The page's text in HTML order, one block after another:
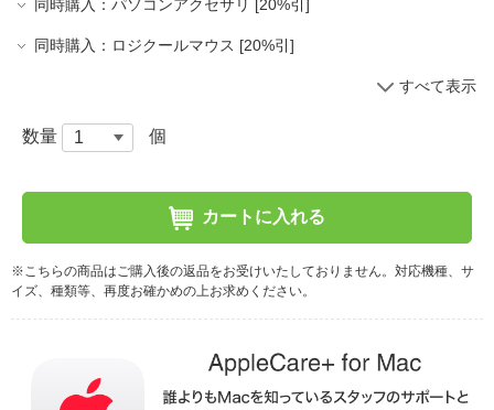
同時購入：パソコンアクセサリ [20%引]
同時購入：ロジクールマウス [20%引]
すべて表示
数量 個
カートに入れる
※こちらの商品はご購入後の返品をお受けいたしておりません。対応機種、サ
イズ、種類等、再度お確かめの上お求めください。